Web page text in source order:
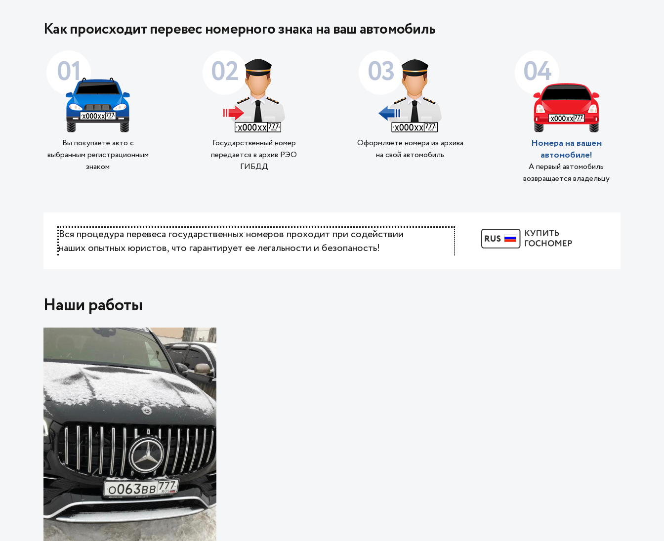
Как происходит перевес номерного знака на ваш автомобиль
01
Вы покупаете авто с
выбранным регистрационным
знаком
02
Государственный номер
передается в архив РЭО
ГИБДД
03
Оформляете номера из архива
на свой автомобиль
04
Номера на вашем
автомобиле!
А первый автомобиль
возвращается владельцу
Вся процедура перевеса государственных номеров проходит при содействии
наших опытных юристов, что гарантирует ее легальности и безопаность!
Наши работы